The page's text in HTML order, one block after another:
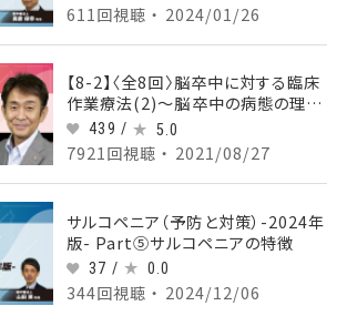
611回視聴 ・ 2024/01/26
【8-2】〈全8回〉脳卒中に対する臨床
作業療法(2)～脳卒中の病態の理解
と上肢機能について（後編）～
439 / 5.0
7921回視聴 ・ 2021/08/27
サルコペニア（予防と対策）-2024年
版- Part⑤サルコペニアの特徴
37 / 0.0
344回視聴 ・ 2024/12/06